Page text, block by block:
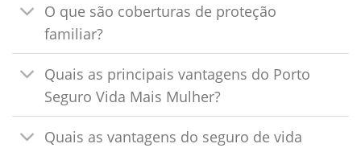
O que são coberturas de proteção
familiar?
Quais as principais vantagens do Porto
Seguro Vida Mais Mulher?
Quais as vantagens do seguro de vida